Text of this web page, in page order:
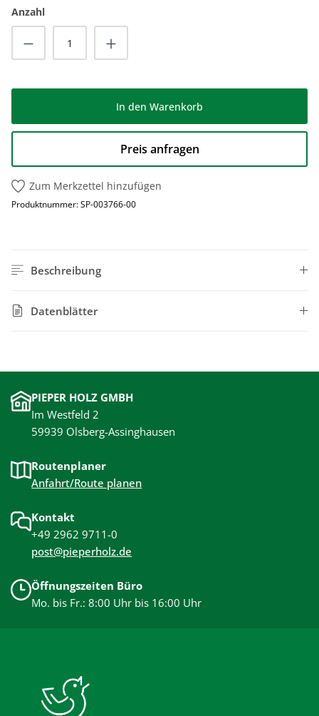
Anzahl
Produkt Anzahl: Gib den gewünschten
In den Warenkorb
Preis anfragen
Zum Merkzettel hinzufügen
Produktnummer:SP-003766-00
Beschreibung
Datenblätter
PIEPER HOLZ GMBH
Im Westfeld 2
59939 Olsberg-Assinghausen
Routenplaner
Anfahrt/Route planen
Kontakt
+49 2962 9711-0
post@pieperholz.de
Öffnungszeiten Büro
Mo. bis Fr.: 8:00 Uhr bis 16:00 Uhr